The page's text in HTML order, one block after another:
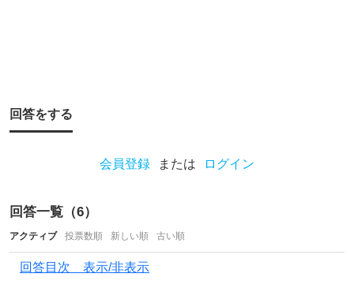
は
疲
れ
て
回答をする
会員登録 または ログイン
回答一覧（6）
アクティブ 投票数順 新しい順 古い順
回答目次 表示/非表示